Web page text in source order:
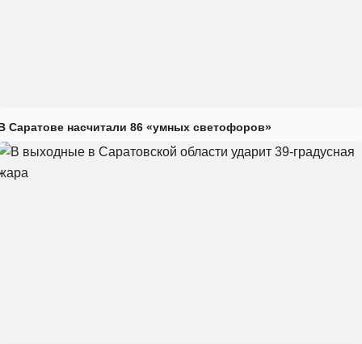
Саратове насчитали 86 «умных светофоров»